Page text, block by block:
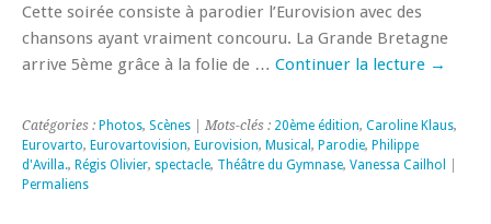
Cette soirée consiste à parodier l’Eurovision avec des
chansons ayant vraiment concouru. La Grande Bretagne
arrive 5ème grâce à la folie de … Continuer la lecture →
Catégories : Photos, Scènes | Mots-clés : 20ème édition, Caroline Klaus,
Eurovarto, Eurovartovision, Eurovision, Musical , Parodie, Philippe
d'Avilla., Régis Olivier, spectacle, Théâtre du Gymnase, Vanessa Cailhol
Permaliens